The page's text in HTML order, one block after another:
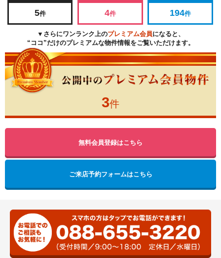
5件 4件 194件
▼さらにワンランク上のプレミアム会員になると、
“ココ”だけのプレミアムな物件情報をご覧いただけます。
3件
無料会員登録はこちら
ご来店予約フォームはこちら